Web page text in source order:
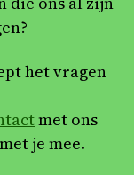
het vragen
met ons
je mee.